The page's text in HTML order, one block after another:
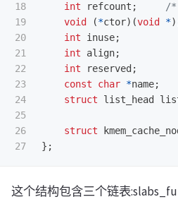
18
19
20
21
22
23
24
25
26
int
refcount ;
/*
void
(*ctor)(void *
int
inuse;
int
align;
int
reserved ;
const
char *name;
struct
list_head
struct
};
这个结构包含三个链表